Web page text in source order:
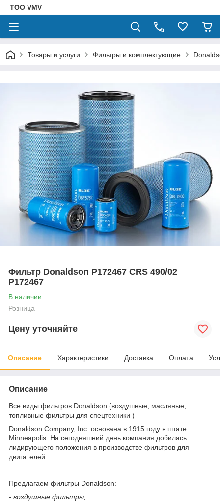
ТОО VMV
Товары и услуги Фильтры и комплектующие
Фильтр Donaldson P172467 CRS 490/02
P172467
В наличии
Розница
Цену уточняйте
Описание Характеристики Доставка Оплата
Описание
Все виды фильтров Donaldson (воздушные, масляные,
топливные фильтры для спецтехники )
Donaldson Company, Inc. основана в 1915 году в штате
Minneapolis. На сегодняшний день компания добилась
лидирующего положения в производстве фильтров для
двигателей.
Предлагаем фильтры Donaldson:
- воздушные фильтры;